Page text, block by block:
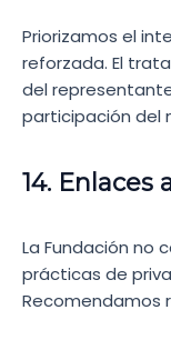
Priorizamos el
reforzada. El
del
participación del
14. Enlaces
La Fundación no
prácticas de
Recomendamos